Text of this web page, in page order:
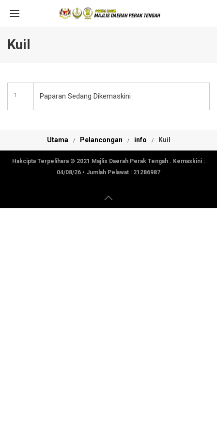
Kuil
1 Paparan Sedang Dikemaskini
Utama Pelancongan info Kuil
Hakcipta Terpelihara © 2021 Majlis Daerah Perak Tengah . Kemaskini :
04/08/26 • Jumlah Pelawat : 21286987